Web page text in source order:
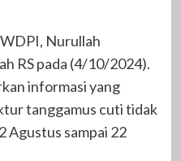
Nurullah
RS pada (4/10/2024).
informasi yang
tanggamus cuti tidak
Agustus sampai 22